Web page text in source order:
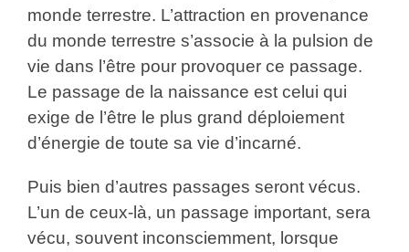
monde terrestre. L’attraction en provenance
du monde terrestre s’associe à la pulsion de
vie dans l’être pour provoquer ce passage.
Le passage de la naissance est celui qui
exige de l’être le plus grand déploiement
d’énergie de toute sa vie d’incarné.
Puis bien d’autres passages seront vécus.
L’un de ceux-là, un passage important, sera
vécu, souvent inconsciemment, lorsque